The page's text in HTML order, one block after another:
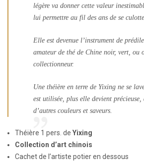
légère va donner cette valeur
lui permettre au fil des ans de se
Elle est devenue l’instrument de
amateur de thé de Chine noir, vert, ou
collectionneur.
Une théière en terre de Yixing ne se
est utilisée, plus elle devient
d’autres couleurs et saveurs.
Théière 1 pers. de Yixing
Collection d’art chinois
Cachet de l’artiste potier en dessous